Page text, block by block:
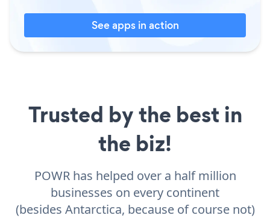
See apps in action
Trusted by the best in
the biz!
POWR has helped over a half million
businesses on every continent
(besides Antarctica, because of course not)